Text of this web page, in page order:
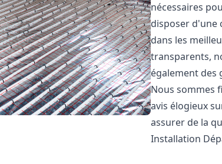
nécessaires
disposer d'une
dans les
transparents,
également des
Nous sommes
avis élogieux
assurer de la
Installation